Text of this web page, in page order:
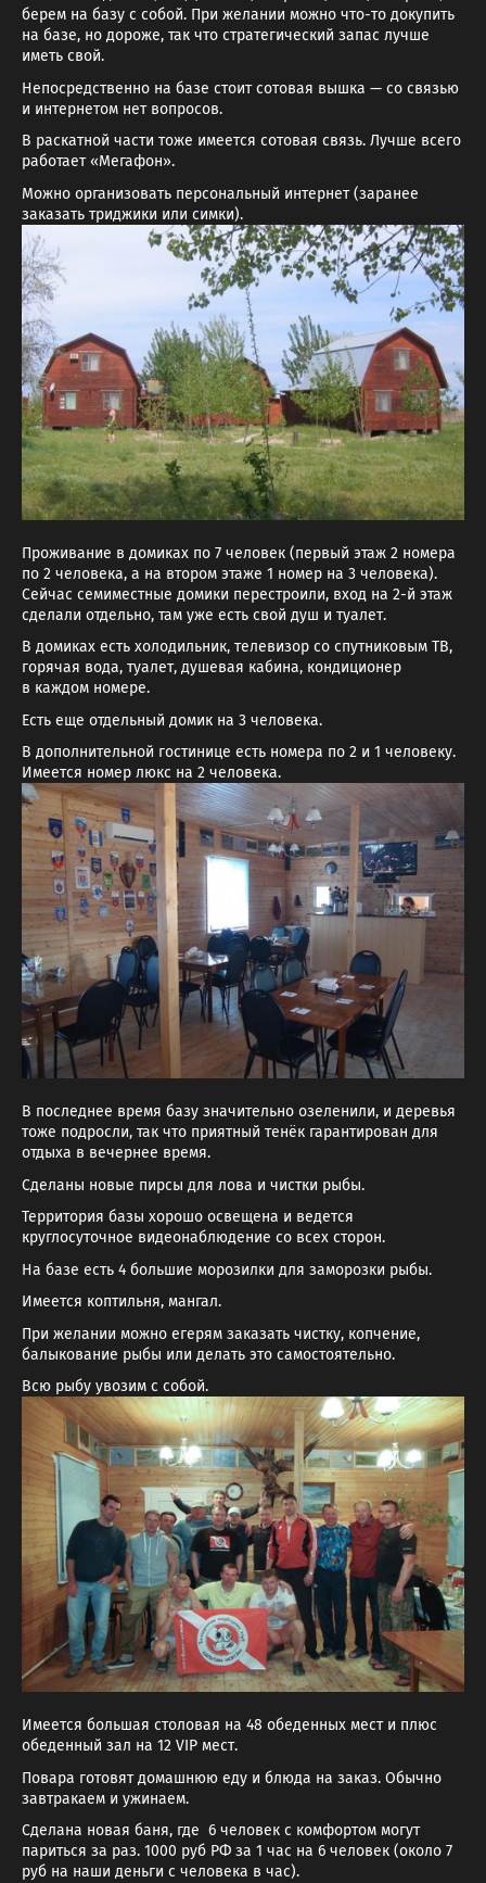
берем на базу с собой. При желании можно что-то докупить
на базе, но дороже, так что стратегический запас лучше
иметь свой.
Непосредственно на базе стоит сотовая вышка — со связью
и интернетом нет вопросов.
В раскатной части тоже имеется сотовая связь. Лучше всего
работает «Мегафон».
Можно организовать персональный интернет (заранее
заказать триджики или симки).
Проживание в домиках по 7 человек (первый этаж 2 номера
по 2 человека, а на втором этаже 1 номер на 3 человека).
Сейчас семиместные домики перестроили, вход на 2-й этаж
сделали отдельно, там уже есть свой душ и туалет.
В домиках есть холодильник, телевизор со спутниковым ТВ,
горячая вода, туалет, душевая кабина, кондиционер
в каждом номере.
Есть еще отдельный домик на 3 человека.
В дополнительной гостинице есть номера по 2 и 1 человеку.
Имеется номер люкс на 2 человека.
В последнее время базу значительно озеленили, и деревья
тоже подросли, так что приятный тенёк гарантирован для
отдыха в вечернее время.
Сделаны новые пирсы для лова и чистки рыбы.
Территория базы хорошо освещена и ведется
круглосуточное видеонаблюдение со всех сторон.
На базе есть 4 большие морозилки для заморозки рыбы.
Имеется коптильня, мангал.
При желании можно егерям заказать чистку, копчение,
балыкование рыбы или делать это самостоятельно.
Всю рыбу увозим с собой.
Имеется большая столовая на 48 обеденных мест и плюс
обеденный зал на 12 VIP мест.
Повара готовят домашнюю еду и блюда на заказ. Обычно
завтракаем и ужинаем.
Сделана новая баня, где 6 человек с комфортом могут
париться за раз. 1000 руб РФ за 1 час на 6 человек (около 7
руб на наши деньги с человека в час).